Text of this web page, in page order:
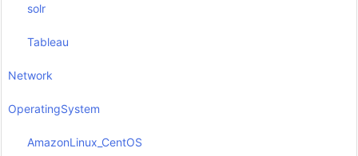
solr
Tableau
Network
OperatingSystem
AmazonLinux_CentOS